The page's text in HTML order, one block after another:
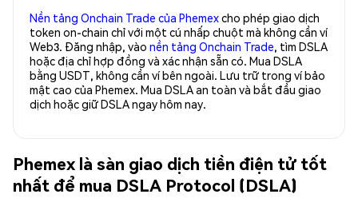
Nền tảng Onchain Trade của Phemexcho phép giao dịch
token on-chain chỉ với một cú nhấp chuột mà không cần ví
Web3. Đăng nhập, vào nền tảng Onchain Trade, tìm DSLA
hoặc địa chỉ hợp đồng và xác nhận sẵn có. Mua DSLA
bằng USDT, không cần ví bên ngoài. Lưu trữ trong ví bảo
mật cao của Phemex. Mua DSLA an toàn và bắt đầu giao
dịch hoặc giữ DSLA ngay hôm nay.
Phemex là sàn giao dịch tiền điện tử tốt
nhất để mua DSLA Protocol (DSLA)